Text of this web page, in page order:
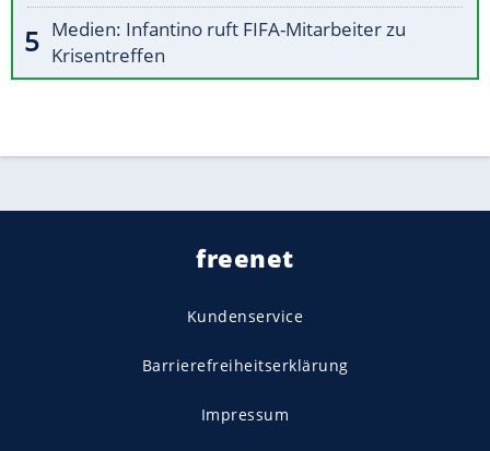
Medien: Infantino ruft FIFA-Mitarbeiter zu
Krisentreffen
freenet
Kundenservice
Barrierefreiheitserklärung
Impressum